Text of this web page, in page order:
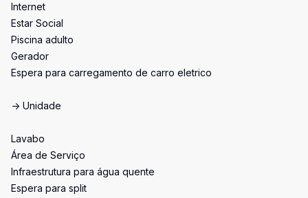
Internet
Estar Social
Piscina adulto
Gerador
Espera para carregamento de carro eletrico
-> Unidade
Lavabo
Área de Serviço
Infraestrutura para água quente
Espera para split